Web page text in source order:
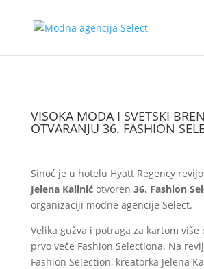
VISOKA MODA I SVETSKI
OTVARANJU 36. FASHION
Sinoć je u hotelu Hyatt Regency
Jelena Kalinićotvoren 36. Fashion
organizaciji modne agencije Select.
Velika gužva i potraga za kartom više
prvo veče Fashion Selectiona. Na
Fashion Selection, kreatorka Jelena